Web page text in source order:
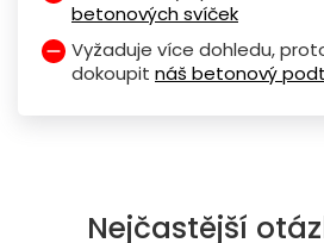
betonových svíček
Vyžaduje více dohledu,
dokoupit náš betonový
Nejčastější